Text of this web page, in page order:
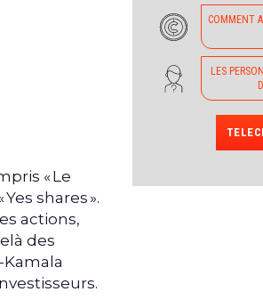
« Le
shares ».
actions,
des
COMMENT
LES